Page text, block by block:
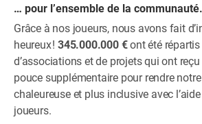
… pour l’ensemble de la communauté.
Grâce à nos joueurs, nous avons fait
heureux ! 345.000.000 €ont été répartis
d’associations et de projets qui ont
pouce supplémentaire pour rendre
chaleureuse et plus inclusive avec
joueurs.